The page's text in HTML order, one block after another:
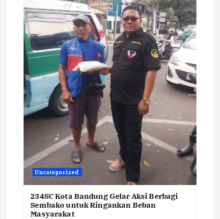
Uncategorized
234SC Kota Bandung Gelar Aksi Berbagi
Sembako untuk Ringankan Beban
Masyarakat